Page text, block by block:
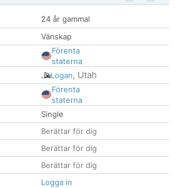
24 år gammal
Vänskap
Förenta
staterna
Logan, Utah
Förenta
staterna
Single
Berättar för dig
Berättar för dig
Berättar för dig
Logga in